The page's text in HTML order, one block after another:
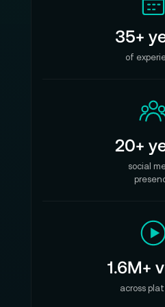
Unterstützt 8K/4K-
Dual Pixel Fokusführung
Phosphoreszierende
Frontdurchmesser: Φ114
Konstante Farbbalance
Hervorragende
Technische Details
35+
of
20+
social
1.6M+
across